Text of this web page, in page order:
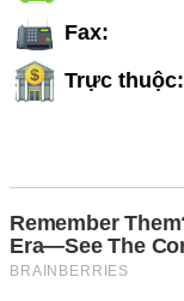
Fax:
Trực thuộc: